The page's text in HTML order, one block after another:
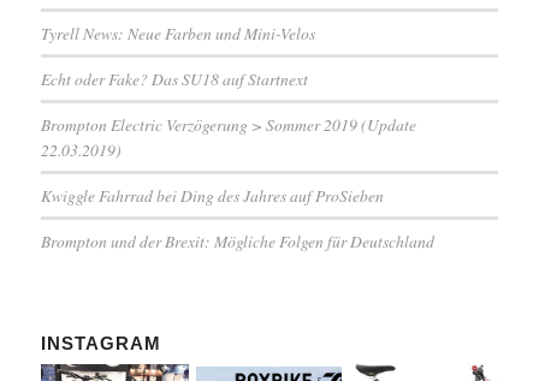
Tyrell News: Neue Farben und Mini-Velos
Echt oder Fake? Das SU18 auf Startnext
Brompton Electric Verzögerung > Sommer 2019 (Update
22.03.2019)
Kwiggle Fahrrad bei Ding des Jahres auf ProSieben
Brompton und der Brexit: Mögliche Folgen für Deutschland
INSTAGRAM